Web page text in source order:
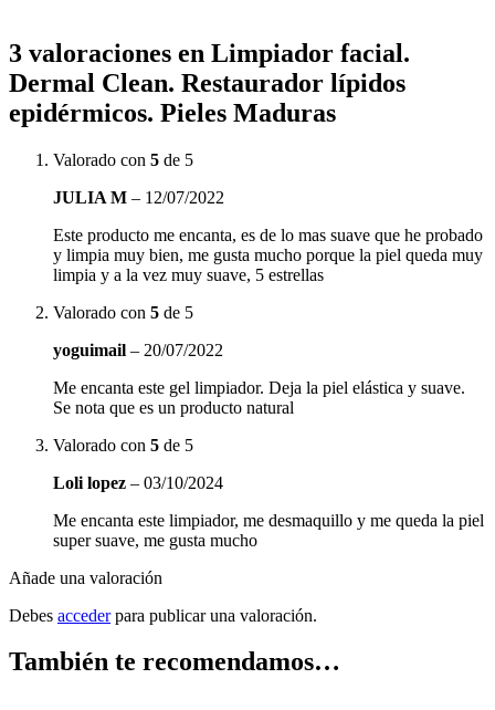
3 valoraciones en Limpiador facial.
Dermal Clean. Restaurador lípidos
epidérmicos. Pieles Maduras
Valorado con 5 de 5
JULIA M – 12/07/2022
Este producto me encanta, es de lo mas suave que he probado
y limpia muy bien, me gusta mucho porque la piel queda muy
limpia y a la vez muy suave, 5 estrellas
Valorado con 5 de 5
yoguimail – 20/07/2022
Me encanta este gel limpiador. Deja la piel elástica y suave.
Se nota que es un producto natural
Valorado con 5 de 5
Loli lopez – 03/10/2024
Me encanta este limpiador, me desmaquillo y me queda la piel
super suave, me gusta mucho
Añade una valoración
Debes accederpara publicar una valoración.
También te recomendamos…